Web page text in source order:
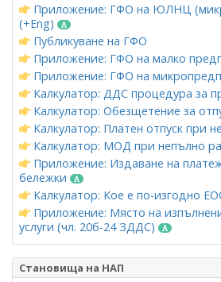
Приложение: ГФО на ЮЛНЦ
(+Eng)
Публикуване на ГФО
Приложение: ГФО на малко
Приложение: ГФО на
Калкулатор: ДДС процедура за
Калкулатор: Обезщетение за
Калкулатор: Платен отпуск при
Калкулатор: МОД при непълно
Приложение: Издаване на
бележки
Калкулатор: Кое е по-изгодно
Приложение: Място на
услуги (чл. 20б-24 ЗДДС)
Становища на НАП